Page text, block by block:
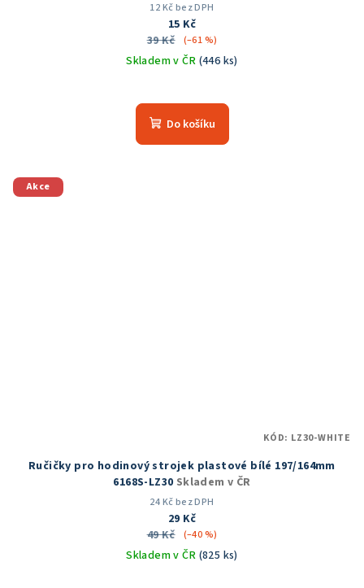
12 Kč bez DPH
15 Kč
39 Kč
(–61 %)
Skladem v ČR (446 ks)
Do košíku
Akce
Ručičky pro hodinový strojek plastové bílé 197/164mm
6168S-LZ30 Skladem v ČR
24 Kč bez DPH
29 Kč
49 Kč
(–40 %)
Skladem v ČR (825 ks)
KÓD: LZ30-WHITE